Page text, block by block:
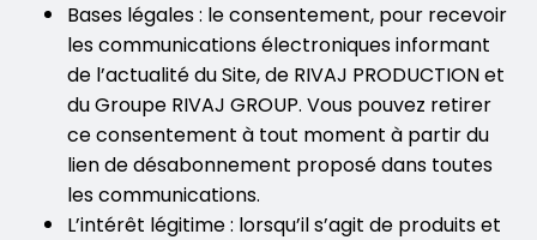
Bases légales : le consentement, pour recevoir
les communications électroniques informant
de l’actualité du Site, de RIVAJ PRODUCTION et
du Groupe RIVAJ GROUP. Vous pouvez retirer
ce consentement à tout moment à partir du
lien de désabonnement proposé dans toutes
les communications.
L’intérêt légitime : lorsqu’il s’agit de produits et